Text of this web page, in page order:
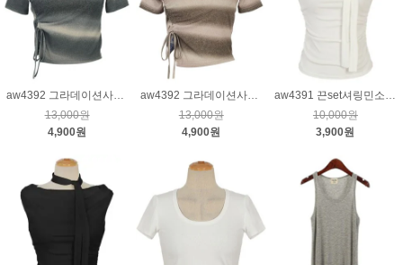
aw4392 그라데이션사이드스트링티_챠콜
13,000원
4,900원
aw4392 그라데이션사이드스트링티_베이지
13,000원
4,900원
aw4391 끈set셔링민소매티_크림
10,000원
3,900원